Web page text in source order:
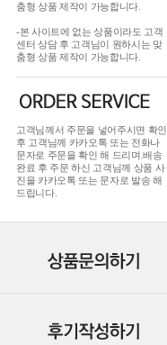
춤형 상품 제작이 가능합니다.
-본 사이트에 없는 상품이라도 고객
센터 상담 후 고객님이 원하시는 맞
춤형 상품 제작이 가능합니다.
고객님께서 주문을 넣어주시면 확인
후 고객님께 카카오톡 또는 전화나
문자로 주문을 확인 해 드리며.배송
완료 후 주문 하신 고객님께 상품 사
진을 카카오톡 또는 문자로 발송 해
드립니다.